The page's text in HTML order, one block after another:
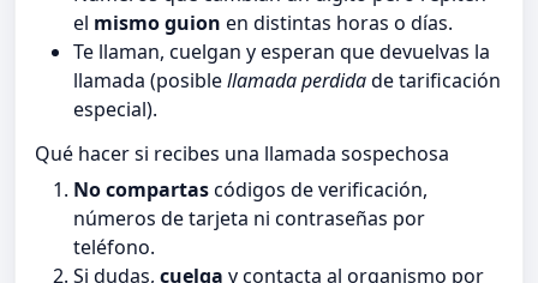
el mismo guion en distintas horas o días.
Te llaman, cuelgan y esperan que devuelvas la
llamada (posiblellamada perdidade tarificación
especial).
Qué hacer si recibes una llamada sospechosa
No compartascódigos de verificación,
números de tarjeta ni contraseñas por
teléfono.
Si dudas, cuelga y contacta al organismo por